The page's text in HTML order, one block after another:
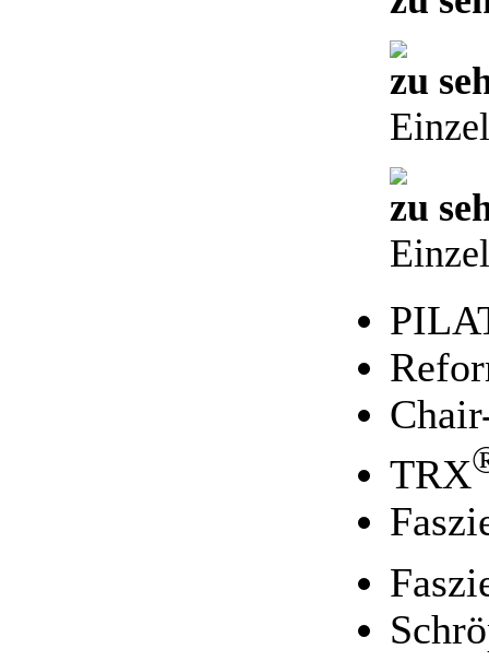
zu
zu
Chair
TRX